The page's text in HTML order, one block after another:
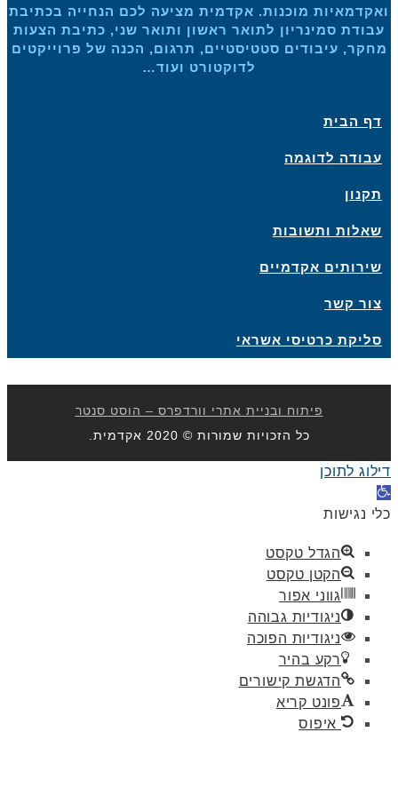
מוכנות. אקדמית מציעה לכם הנחייה בכתיבת
סמינריון לתואר ראשון ותואר שני, כתיבת הצעות
עיבודים סטטיסטיים, תרגום, הכנה של פרוייקטים
לדוקטורט ועוד…
הבית
לדוגמה
ותשובות
אקדמיים
קשר
כרטיסי אשראי
פיתוח ובניית אתרי וורדפרס – הוסט סנטר
כל הזכויות שמורות © 2020 אקדמית.
לתוכן
נגישות
הגדל טקסט
הקטן טקסט
גווני אפור
ניגודיות גבוהה
ניגודיות הפוכה
רקע בהיר
הדגשת קישורים
פונט קריא
איפוס